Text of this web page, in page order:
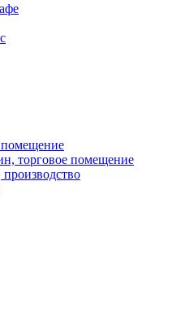
торговое помещение